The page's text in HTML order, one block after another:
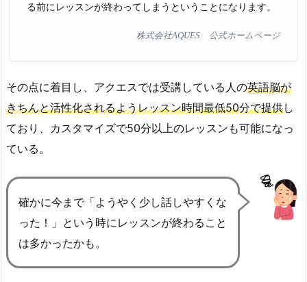
る前にレッスンが終わってしまうということになります。
株式会社AQUES 公式ホームページ
その点に着目し、アクエスでは受講している人の英語脳が
きちんと活性化されるようレッスン時間最低50分で提供し
ており、カスタマイズで50分以上のレッスンも可能になっ
ている。
確かに今まで「ようやく少し話しやすくな
った！」という時にレッスンが終わること
は多かったかも。